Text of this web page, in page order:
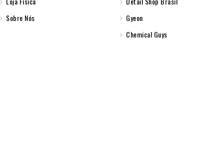
Sobre Nós
Gyeon
Chemical Guys